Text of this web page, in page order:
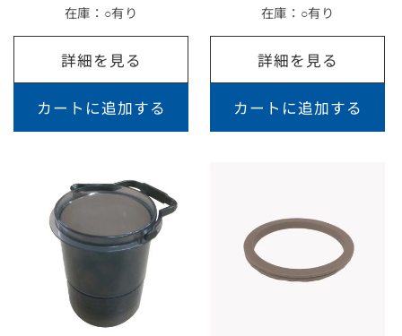
在庫： ○有り
詳細を見る
カートに追加する
在庫： ○有り
詳細を見る
カートに追加する